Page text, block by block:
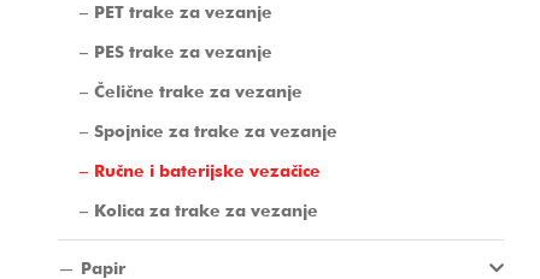
PET trake za vezanje
PES trake za vezanje
Čelične trake za vezanje
Spojnice za trake za vezanje
Ručne i baterijske vezačice
Kolica za trake za vezanje
Papir